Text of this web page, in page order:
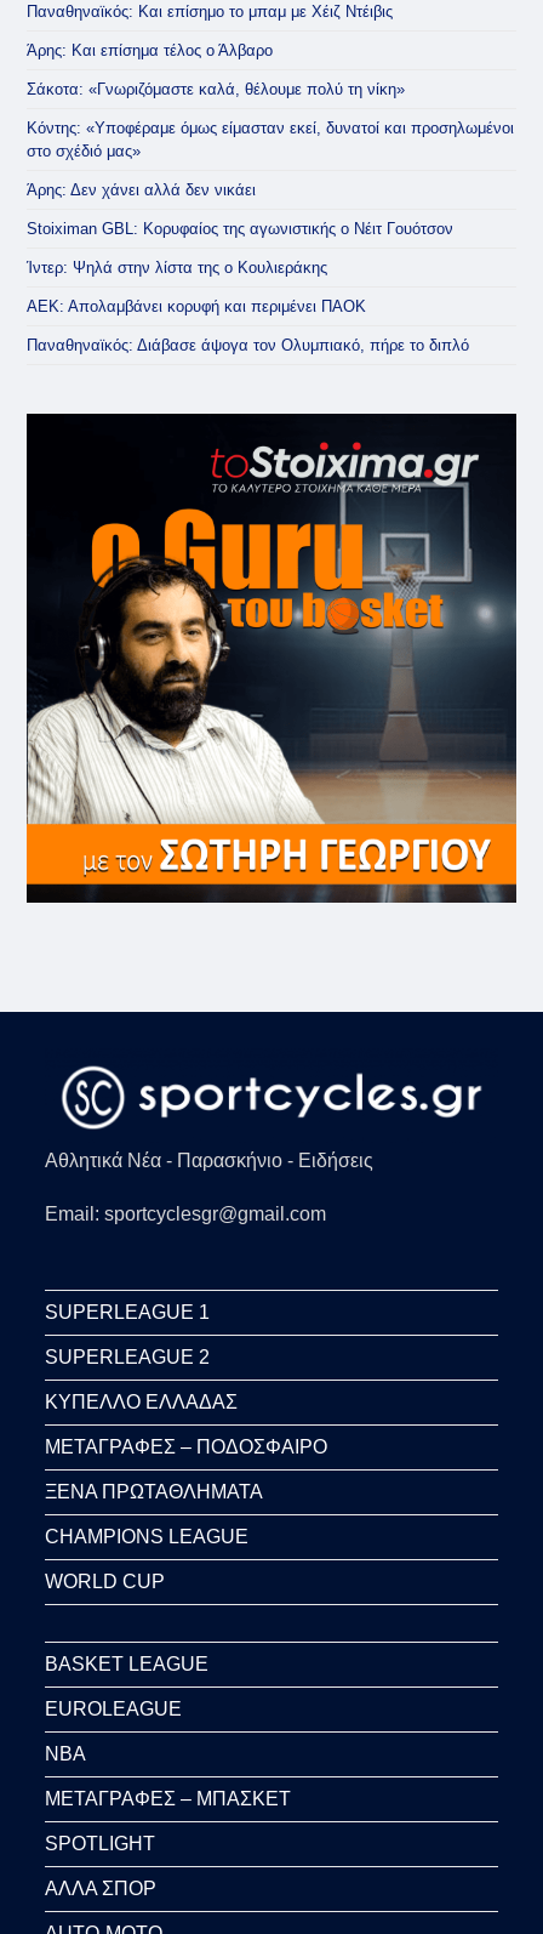
Παναθηναϊκός: Και επίσημο το μπαμ με Χέιζ Ντέιβις
Άρης: Και επίσημα τέλος ο Άλβαρο
Σάκοτα: «Γνωριζόμαστε καλά, θέλουμε πολύ τη νίκη»
Κόντης: «Υποφέραμε όμως είμασταν εκεί, δυνατοί και προσηλωμένοι
στο σχέδιό μας»
Άρης: Δεν χάνει αλλά δεν νικάει
Stoiximan GBL: Κορυφαίος της αγωνιστικής ο Νέιτ Γουότσον
Ίντερ: Ψηλά στην λίστα της ο Κουλιεράκης
ΑΕΚ: Απολαμβάνει κορυφή και περιμένει ΠΑΟΚ
Παναθηναϊκός: Διάβασε άψογα τον Ολυμπιακό, πήρε το διπλό
Αθλητικά Νέα - Παρασκήνιο - Ειδήσεις
Email: sportcyclesgr@gmail.com
SUPERLEAGUE 1
SUPERLEAGUE 2
ΚΥΠΕΛΛΟ ΕΛΛΑΔΑΣ
ΜΕΤΑΓΡΑΦΕΣ – ΠΟΔΟΣΦΑΙΡΟ
ΞΕΝΑ ΠΡΩΤΑΘΛΗΜΑΤΑ
CHAMPIONS LEAGUE
WORLD CUP
BASKET LEAGUE
EUROLEAGUE
NBA
ΜΕΤΑΓΡΑΦΕΣ – ΜΠΑΣΚΕΤ
SPOTLIGHT
ΑΛΛΑ ΣΠΟΡ